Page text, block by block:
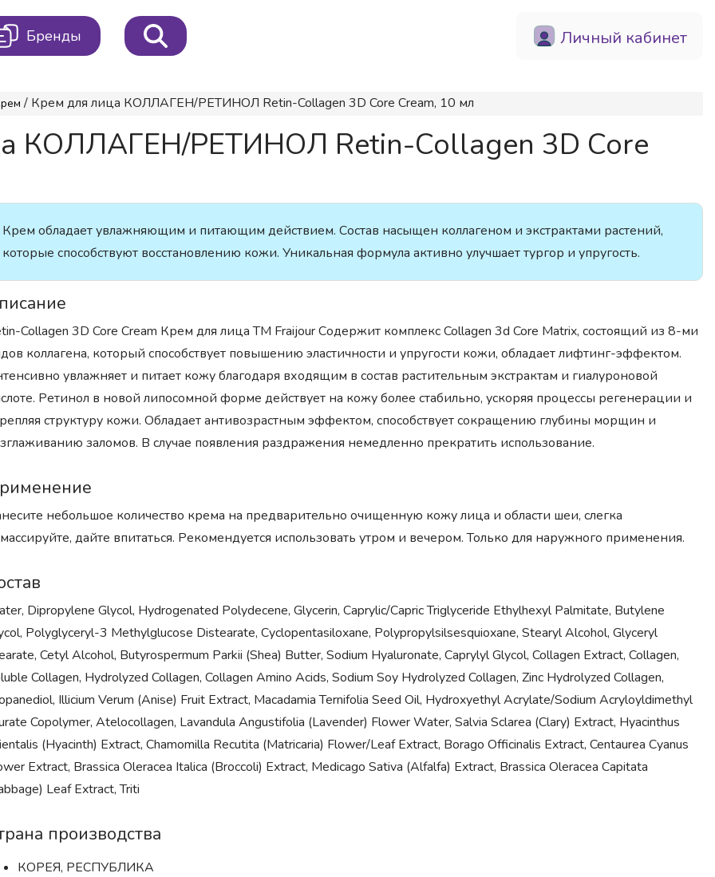
Бренды Личный кабинет
/ Крем для лица КОЛЛАГЕН/РЕТИНОЛ Retin-Collagen 3D Core Cream, 10 мл
КОЛЛАГЕН/РЕТИНОЛ Retin-Collagen 3D Core
Крем обладает увлажняющим и питающим действием. Состав насыщен коллагеном и экстрактами растений,
которые способствуют восстановлению кожи. Уникальная формула активно улучшает тургор и упругость.
Collagen 3D Core Cream Крем для лица ТМ Fraijour Содержит комплекс Collagen 3d Core Matrix, состоящий из 8-ми
коллагена, который способствует повышению эластичности и упругости кожи, обладает лифтинг-эффектом.
увлажняет и питает кожу благодаря входящим в состав растительным экстрактам и гиалуроновой
Ретинол в новой липосомной форме действует на кожу более стабильно, ускоряя процессы регенерации и
структуру кожи. Обладает антивозрастным эффектом, способствует сокращению глубины морщин и
заломов. В случае появления раздражения немедленно прекратить использование.
небольшое количество крема на предварительно очищенную кожу лица и области шеи, слегка
дайте впитаться. Рекомендуется использовать утром и вечером. Только для наружного применения.
Dipropylene Glycol, Hydrogenated Polydecene, Glycerin, Caprylic/Capric Triglyceride Ethylhexyl Palmitate, Butylene
Polyglyceryl-3 Methylglucose Distearate, Cyclopentasiloxane, Polypropylsilsesquioxane, Stearyl Alcohol, Glyceryl
Cetyl Alcohol, Butyrospermum Parkii (Shea) Butter, Sodium Hyaluronate, Caprylyl Glycol, Collagen Extract, Collagen,
Collagen, Hydrolyzed Collagen, Collagen Amino Acids, Sodium Soy Hydrolyzed Collagen, Zinc Hydrolyzed Collagen,
Illicium Verum (Anise) Fruit Extract, Macadamia Ternifolia Seed Oil, Hydroxyethyl Acrylate/Sodium Acryloyldimethyl
Copolymer, Atelocollagen, Lavandula Angustifolia (Lavender) Flower Water, Salvia Sclarea (Clary) Extract, Hyacinthus
(Hyacinth) Extract, Chamomilla Recutita (Matricaria) Flower/Leaf Extract, Borago Officinalis Extract, Centaurea Cyanus
Extract, Brassica Oleracea Italica (Broccoli) Extract, Medicago Sativa (Alfalfa) Extract, Brassica Oleracea Capitata
Leaf Extract, Triti
производства
КОРЕЯ, РЕСПУБЛИКА